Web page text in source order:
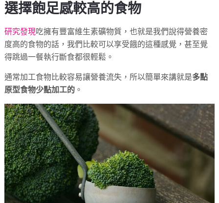
選擇飽足感較高的食物
研究發現吃擁有豐富維生素礦物質，也就是我們說得營養密
度高的食物的話，我們比較可以享受餓的這種感覺，甚至覺
得跳過一餐執行斷食都很輕鬆。
通常加工食物比較容易讓營養流失，所以簡單來講就是多點
原型食物少點加工的 。